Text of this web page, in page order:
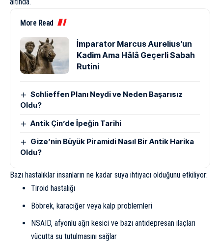
More Read
İmparator Marcus Aurelius’un
Kadim Ama Hâlâ Geçerli Sabah
Rutini
Schlieffen Planı Neydi ve Neden Başarısız
Oldu?
Antik Çin’de İpeğin Tarihi
Gize’nin Büyük Piramidi Nasıl Bir Antik Harika
Oldu?
Bazı hastalıklar insanların ne kadar suya ihtiyacı olduğunu etkiliyor:
Tiroid hastalığı
Böbrek, karaciğer veya kalp problemleri
NSAID, afyonlu ağrı kesici ve bazı antidepresan ilaçları
vücutta su tutulmasını sağlar